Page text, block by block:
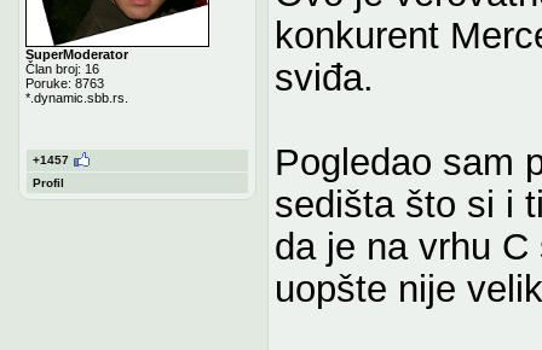
SuperModerator
Član broj: 16
Poruke: 8763
*.dynamic.sbb.rs.
+1457
Profil
konkurent
sviđa.
Pogledao sam
sedišta što si i
da je na vrhu
uopšte nije